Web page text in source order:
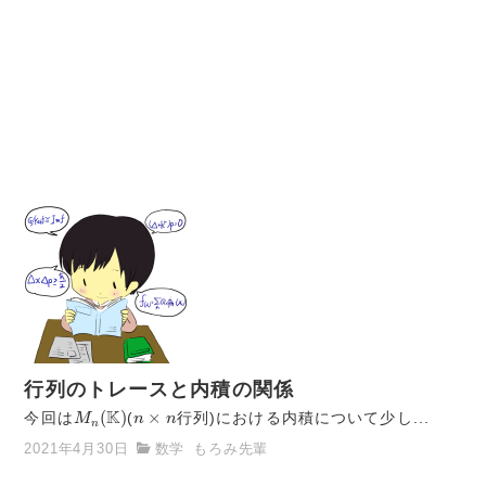
行列のトレースと内積の関係
今回はMn (K)
Mn (K) (n × n
n ×n
行列)における内積について少し...
2021年4月30日
数学 もろみ先輩